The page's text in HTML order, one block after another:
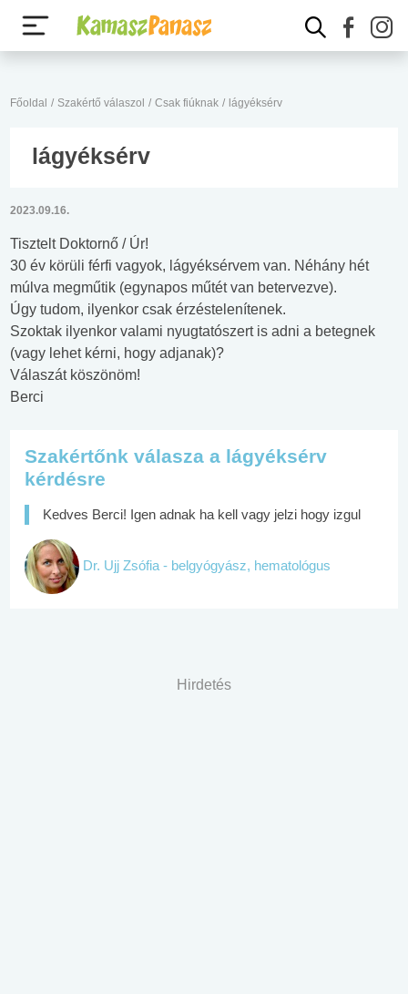
Főoldal / Szakértő válaszol / Csak fiúknak / lágyéksérv
lágyéksérv
2023.09.16.
Tisztelt Doktornő / Úr!
30 év körüli férfi vagyok, lágyéksérvem van. Néhány hét
múlva megműtik (egynapos műtét van betervezve).
Úgy tudom, ilyenkor csak érzéstelenítenek.
Szoktak ilyenkor valami nyugtatószert is adni a betegnek
(vagy lehet kérni, hogy adjanak)?
Válaszát köszönöm!
Berci
Szakértőnk válasza a lágyéksérv
kérdésre
Kedves Berci! Igen adnak ha kell vagy jelzi hogy izgul
Dr. Ujj Zsófia - belgyógyász, hematológus
Hirdetés